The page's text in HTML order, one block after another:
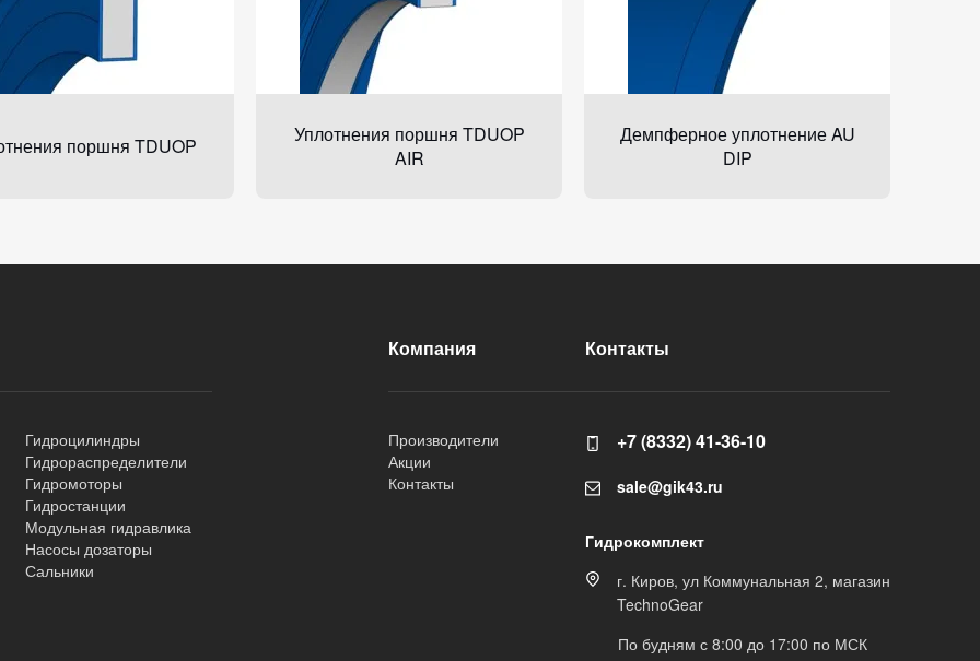
поршня TDUOP
Уплотнения поршня TDUOP
AIR
Демпферное уплотнение AU
DIP
Гидроцилиндры
Гидрораспределители
Гидромоторы
Гидростанции
Модульная гидравлика
Насосы дозаторы
Сальники
Компания
Производители
Акции
Контакты
Контакты
+7 (8332) 41-36-10
sale@gik43.ru
Гидрокомплект
г. Киров, ул Коммунальная 2, магазин
TechnoGear
По будням с 8:00 до 17:00 по МСК